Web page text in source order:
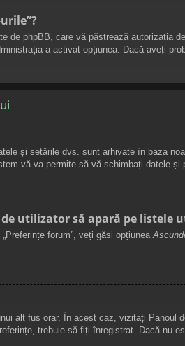
de phpBB, care vă păstrează autorizația
a activat opțiunea. Dacă aveți
și setările dvs. sunt arhivate în baza
vă va permite să vă schimbați datele și
utilizator să apară pe listele
forum”, veți găsi opțiunea
alt fus orar. În acest caz, vizitați
trebuie să fiți înregistrat. Dacă nu